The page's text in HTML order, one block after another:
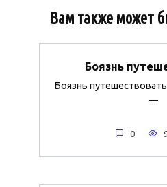
Вам также может
Боязнь
Боязнь
—
0